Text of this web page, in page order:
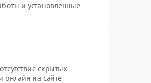
и установленные
скрытых
онлайн на сайте